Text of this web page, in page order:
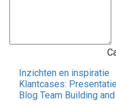
Inzichten en inspiratie
Klantcases:
Blog Team Building